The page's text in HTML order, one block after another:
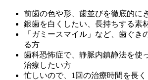
前歯の色や形、歯並びを徹底的に
銀歯を白くしたい、長持ちする素
「ガミースマイル」など、歯ぐき
る方
歯科恐怖症で、静脈内鎮静法を使
治療したい方
忙しいので、1回の治療時間を長